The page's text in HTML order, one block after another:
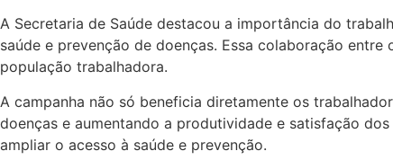
A Secretaria de Saúde destacou a importância do
saúde e prevenção de doenças. Essa colaboração
população trabalhadora.
A campanha não só beneficia diretamente os
doenças e aumentando a produtividade e satisfação
ampliar o acesso à saúde e prevenção.